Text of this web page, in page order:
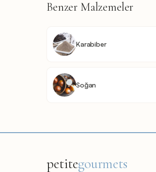
Benzer Malzemeler
Karabiber
Soğan
petitegourmets